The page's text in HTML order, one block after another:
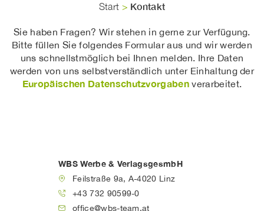
Start > Kontakt
Sie haben Fragen? Wir stehen in gerne zur Verfügung.
Bitte füllen Sie folgendes Formular aus und wir werden
uns schnellstmöglich bei Ihnen melden. Ihre Daten
werden von uns selbstverständlich unter Einhaltung der
Europäischen Datenschutzvorgaben verarbeitet.
WBS Werbe & VerlagsgesmbH
Feilstraße 9a, A-4020 Linz
+43 732 90599-0
office@wbs-team.at